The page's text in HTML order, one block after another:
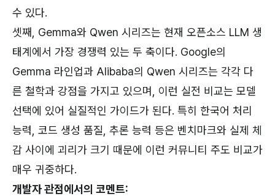
수 있다.
셋째, Gemma와 Qwen 시리즈는 현재 오픈소스 LLM 생
태계에서 가장 경쟁력 있는 두 축이다. Google의
Gemma 라인업과 Alibaba의 Qwen 시리즈는 각각 다
른 철학과 강점을 가지고 있으며, 이런 실전 비교는 모델
선택에 있어 실질적인 가이드가 된다. 특히 한국어 처리
능력, 코드 생성 품질, 추론 능력 등은 벤치마크와 실제 체
감 사이에 괴리가 크기 때문에 이런 커뮤니티 주도 비교가
매우 귀중하다.
개발자 관점에서의 코멘트: